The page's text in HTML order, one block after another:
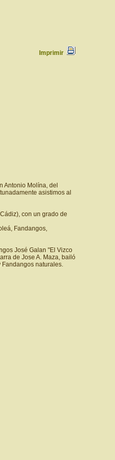
Imprimir
Antonio Molína, del
asistimos al
con un grado de
Fandangos,
José Galan "El Vizco
de Jose A. Maza, bailó
Fandangos naturales.